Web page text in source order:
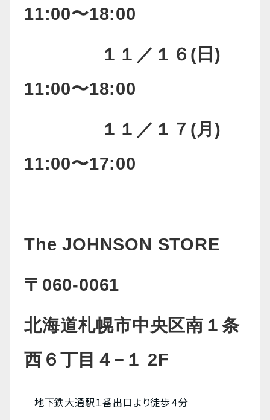
11:00〜18:00
１１／１６(日)
11:00〜18:00
１１／１７(月)
11:00〜17:00
The JOHNSON STORE
〒060-0061
北海道札幌市中央区南１条
西６丁目４−１ 2F
地下鉄大通駅１番出口より徒歩４分